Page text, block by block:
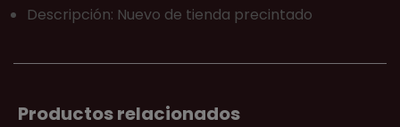
Descripción: Nuevo de tienda precintado
Productos relacionados